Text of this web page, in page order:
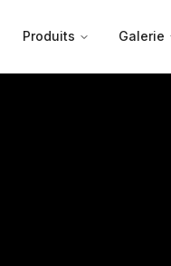
Produits Galerie